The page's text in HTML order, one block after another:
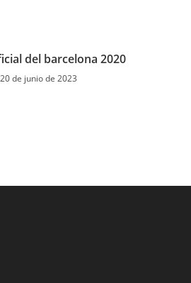
del barcelona 2020
20 de junio de 2023